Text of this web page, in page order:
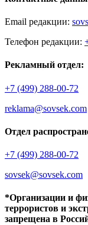
Email редакции:
Телефон редакции:
Рекламный отдел:
+7 (499) 288-00-72
reklama@sovsek.com
Отдел
+7 (499) 288-00-72
sovsek@sovsek.com
*Организации и
террористов и
запрещена в